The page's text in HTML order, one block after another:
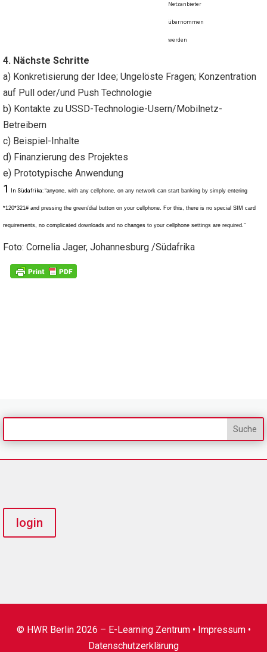
Netzanbieter
übernommen
werden
4. Nächste Schritte
a) Konkretisierung der Idee; Ungelöste Fragen; Konzentration
auf Pull oder/und Push Technologie
b) Kontakte zu USSD-Technologie-Usern/Mobilnetz-
Betreibern
c) Beispiel-Inhalte
d) Finanzierung des Projektes
e) Prototypische Anwendung
1 In Südafrika: “anyone, with any cellphone, on any network can start banking by simply entering
*120*321# and pressing the green/dial button on your cellphone. For this, there is no special SIM card
requirements, no complicated downloads and no changes to your cellphone settings are required.”
Foto: Cornelia Jager, Johannesburg /Südafrika
login
© HWR Berlin 2026 – E-Learning Zentrum • Impressum•
Datenschutzerklärung